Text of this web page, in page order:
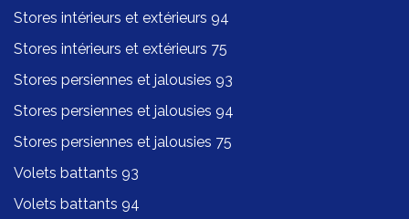
Stores intérieurs et extérieurs 94
Stores intérieurs et extérieurs 75
Stores persiennes et jalousies 93
Stores persiennes et jalousies 94
Stores persiennes et jalousies 75
Volets battants 93
Volets battants 94